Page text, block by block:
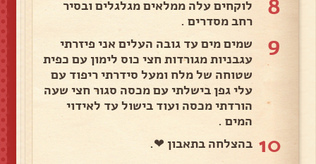
8
לוקחים עלה ממלאים מגלגלים ובסיר
רחב מסדרים .
9
שמים מים עד גובה העלים אני פיזרתי
עגבניות מגורדות חצי כוס לימון עם כפית
שטוחה של מלח ומעל סידרתי ריפוד עם
עלי גפן בישלתי עם מכסה סגור חצי שעה
הורדתי מכסה ועוד בישול עד לאידוי
המים .
10 בהצלחה בתאבון ❤.